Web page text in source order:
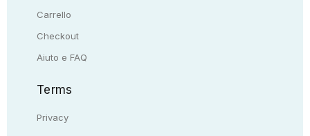
Carrello
Checkout
Aiuto e FAQ
Terms
Privacy